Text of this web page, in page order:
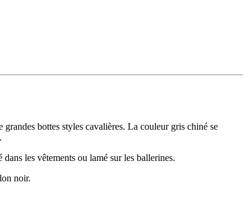
bottes styles cavalières. La couleur gris chiné se
les vêtements ou lamé sur les ballerines.
noir.